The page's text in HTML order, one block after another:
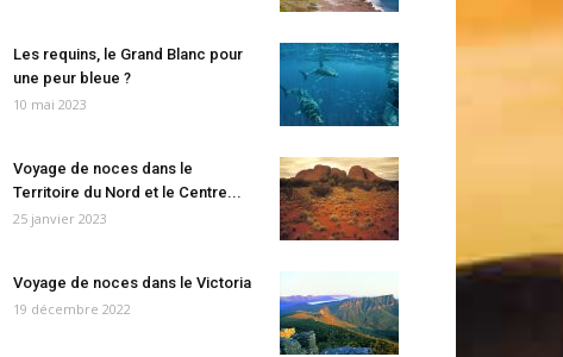
Les requins, le Grand Blanc pour
une peur bleue ?
10 mai 2023
Voyage de noces dans le
Territoire du Nord et le Centre...
25 janvier 2023
Voyage de noces dans le Victoria
19 décembre 2022